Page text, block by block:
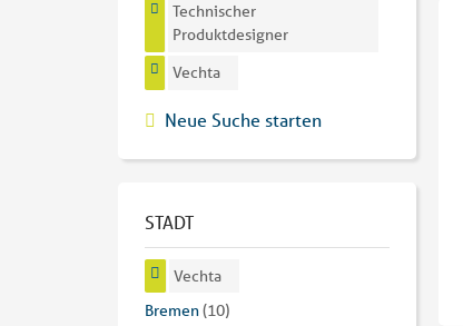
Technischer
Produktdesigner
Vechta
Neue Suche starten
STADT
Vechta
Bremen(10)